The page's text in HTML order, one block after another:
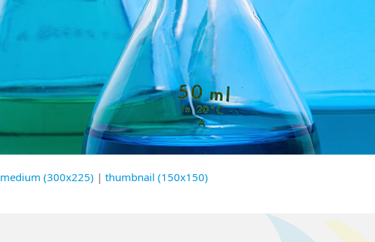
medium (300x225) | thumbnail (150x150)